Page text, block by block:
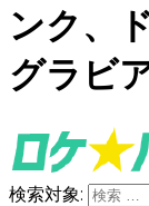
ンク、
グラビ
検索対象: